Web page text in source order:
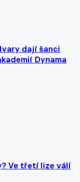
dají šanci
Dynama
Ve třetí lize válí